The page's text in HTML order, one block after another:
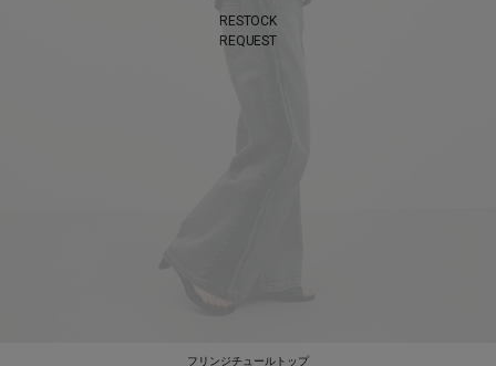
RESTOCK
REQUEST
フリンジチュールトップ